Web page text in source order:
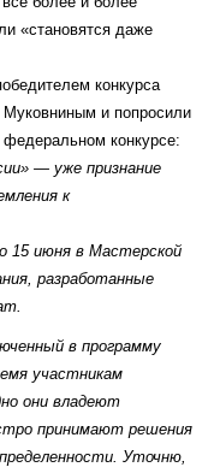
«становятся даже
конкурса
и попросили
конкурсе:
— уже признание
к
15 июня в Мастерской
разработанные
в программу
участникам
они владеют
принимают решения
Уточню,